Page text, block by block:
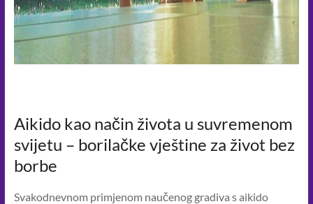
Aikido kao način života u suvremenom
svijetu – borilačke vještine za život bez
borbe
Svakodnevnom primjenom naučenog gradiva s aikido